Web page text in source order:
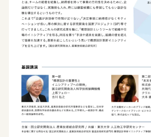
お問合せ
〒990-2473山形市松栄2-2-1
tel.023-644-3222